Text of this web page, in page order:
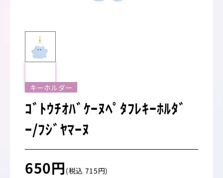
キーホルダー
ｺﾞﾄｳﾁｵﾊﾞｹｰﾇﾍﾟﾀﾌﾚｷｰﾎﾙﾀﾞ
ｰ/ﾌｼﾞﾔﾏｰﾇ
650円 (税込 715円)